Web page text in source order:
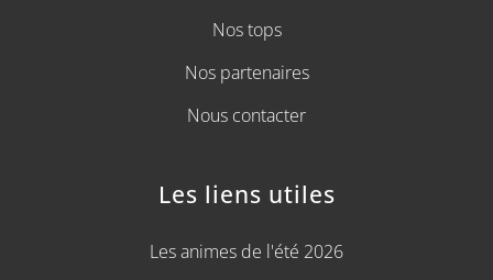
Nos tops
Nos partenaires
Nous contacter
Les liens utiles
Les animes de l'été 2026